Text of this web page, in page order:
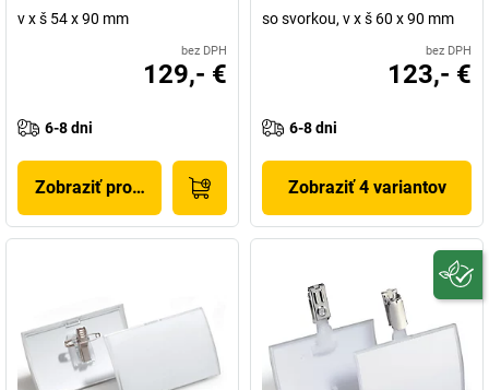
v x š 54 x 90 mm
bez DPH
129,- €
6-8 dni
Zobraziť produkt
so svorkou, v x š 60 x 90 mm
bez DPH
123,- €
6-8 dni
Zobraziť 4 variantov